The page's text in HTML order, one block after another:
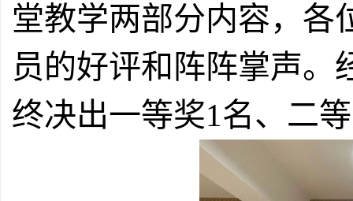
堂教学两部分内容，各
员的好评和阵阵掌声。
终决出一等奖1名、二